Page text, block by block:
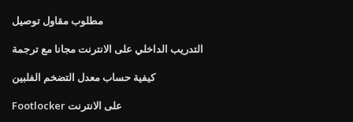
مطلوب مقاول توصيل
التدريب الداخلي على الانترنت مجانا مع ترجمة
كيفية حساب معدل التضخم الفلبين
Footlocker على الانترنت